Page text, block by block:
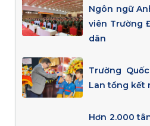
Ngôn ngữ
viên Trường
dân
Trường
Lan tổng kết
Hơn 2.000